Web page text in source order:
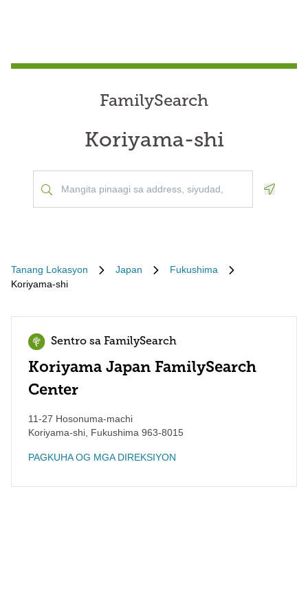
FamilySearch
Koriyama-shi
Tanang Lokasyon Japan
Fukushima
Koriyama-shi
Sentro sa FamilySearch
Koriyama Japan FamilySearch
Center
11-27 Hosonuma-machi
Koriyama-shi Fukushima 963-8015
PAGKUHA OG MGA DIREKSIYON